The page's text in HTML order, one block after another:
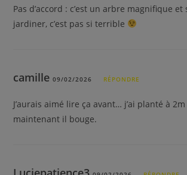
Pas d’accord : c’est un arbre magnifique et
jardiner, c’est pas si terrible
camille09/02/2026 RÉPONDRE
J’aurais aimé lire ça avant… j’ai planté à
maintenant il bouge.